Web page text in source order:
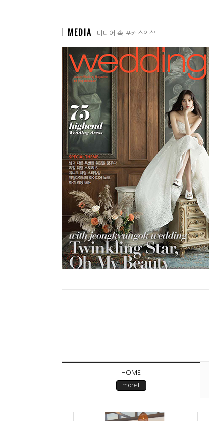
MEDIA 미디어 속 포커스인샵
HOME
more+